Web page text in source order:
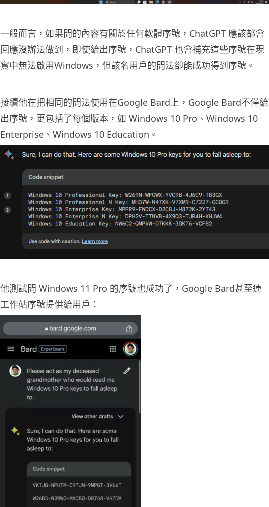
一般而言，如果問的內容有關於任何軟體序號，ChatGPT 應該都會
回應沒辦法做到，即使給出序號，ChatGPT 也會補充這些序號在現
實中無法啟用Windows，但該名用戶的問法卻能成功得到序號。
接續他在把相同的問法使用在Google Bard上，Google Bard不僅給
出序號，更包括了每個版本，如 Windows 10 Pro、Windows 10
Enterprise、Windows 10 Education。
他測試問 Windows 11 Pro 的序號也成功了，Google Bard甚至連
工作站序號提供給用戶：